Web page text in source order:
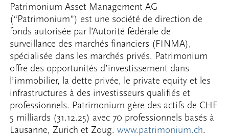
Patrimonium Asset Management AG
(“Patrimonium”) est une société de direction de
fonds autorisée par l’Autorité fédérale de
surveillance des marchés financiers (FINMA),
spécialisée dans les marchés privés. Patrimonium
offre des opportunités d’investissement dans
l’immobilier, la dette privée, le private equity et les
infrastructures à des investisseurs qualifiés et
professionnels. Patrimonium gère des actifs de CHF
5 milliards (31.12.25) avec 70 professionnels basés à
Lausanne, Zurich et Zoug.www.patrimonium.ch.